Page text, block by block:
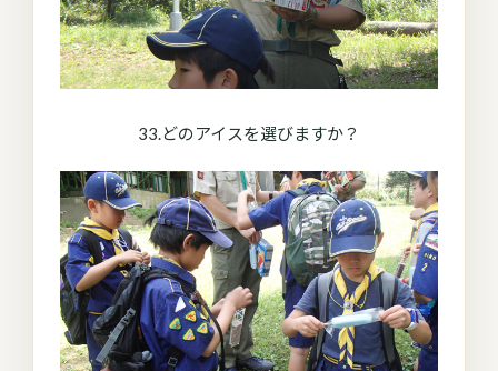
33.どのアイスを選びますか？